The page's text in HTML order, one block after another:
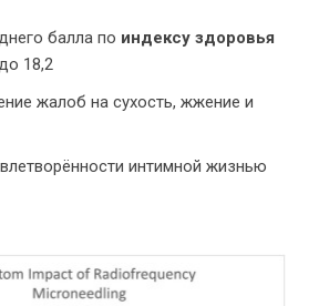
балла по индексу здоровья
18,2
жалоб на сухость, жжение и
интимной жизнью